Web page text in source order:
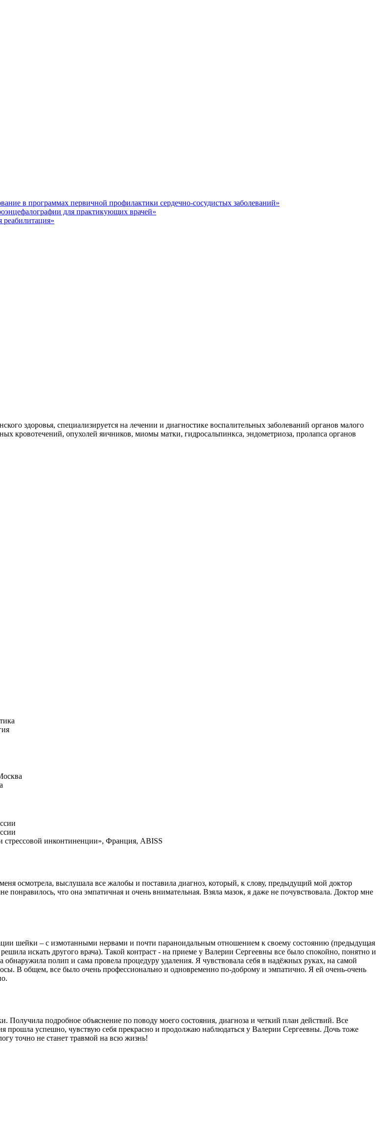
в программах первичной профилактики сердечно-сосудистых заболеваний»
для практикующих врачей»
здоровья, специализируется на лечении и диагностике воспалительных заболеваний органов малого
кровотечений, опухолей яичников, миомы матки, гидросальпинкса, эндометриоза, пролапса органов
стрессовой инконтиненции», Франция, ABISS
осмотрела, выслушала все жалобы и поставила диагноз, который, к слову, предыдущий мой доктор
что она эмпатичная и очень внимательная. Взяла мазок, я даже не почувствовала. Доктор мне
шейки – с измотанными нервами и почти параноидальным отношением к своему состоянию (предыдущая
искать другого врача). Такой контраст - на приеме у Валерии Сергеевны все было спокойно, понятно и
полип и сама провела процедуру удаления. Я чувствовала себя в надёжных руках, на самой
В общем, все было очень профессионально и одновременно по-доброму и эмпатично. Я ей очень-очень
подробное объяснение по поводу моего состояния, диагноза и четкий план действий. Все
прошла успешно, чувствую себя прекрасно и продолжаю наблюдаться у Валерии Сергеевны. Дочь тоже
точно не станет травмой на всю жизнь!